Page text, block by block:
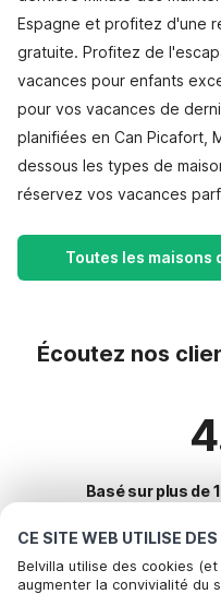
CE SITE WEB UTILISE
Belvilla utilise des cookies
augmenter la convivialité du
Espagne et profitez d'une
gratuite. Profitez de
vacances pour enfants
pour vos vacances de
planifiées en Can Picafort,
dessous les types de
réservez vos vacances
Toutes les maisons
Écoutez nos
Basé sur plus de
Destinations les